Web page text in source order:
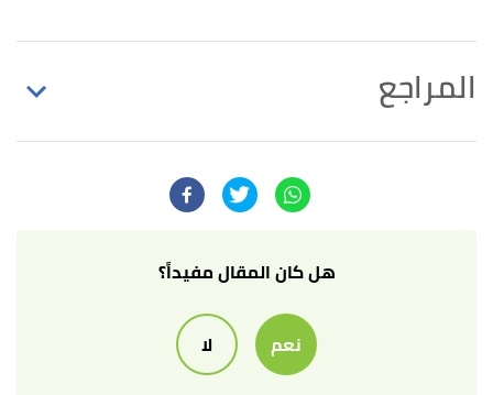
المراجع
www.medicalnewstoday.com
24/11/2021. Edited.
"Everything You Should Know About
Retrieved 24/11/2021. Edited.
"Retrograde Ejaculation—a Commonly Unspoken
هل كان المقال مفيداً؟
نعم لا